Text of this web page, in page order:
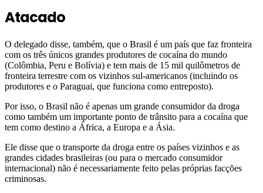
Atacado
O delegado disse, também, que o Brasil é um país que faz fronteira
com os três únicos grandes produtores de cocaína do mundo
(Colômbia, Peru e Bolívia) e tem mais de 15 mil quilômetros de
fronteira terrestre com os vizinhos sul-americanos (incluindo os
produtores e o Paraguai, que funciona como entreposto).
Por isso, o Brasil não é apenas um grande consumidor da droga
como também um importante ponto de trânsito para a cocaína que
tem como destino a África, a Europa e a Ásia.
Ele disse que o transporte da droga entre os países vizinhos e as
grandes cidades brasileiras (ou para o mercado consumidor
internacional) não é necessariamente feito pelas próprias facções
criminosas.